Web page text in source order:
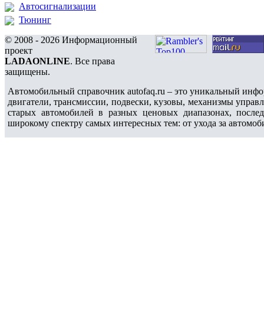
Автосигнализации
Тюнинг
© 2008 - 2026 Информационный
проект
LADAONLINE. Все права
защищены.
Автомобильный справочник autofaq.ru – это уникальный
двигатели, трансмиссии, подвески, кузовы, механизмы
старых автомобилей в разных ценовых диапазонах,
широкому спектру самых интересных тем: от ухода за